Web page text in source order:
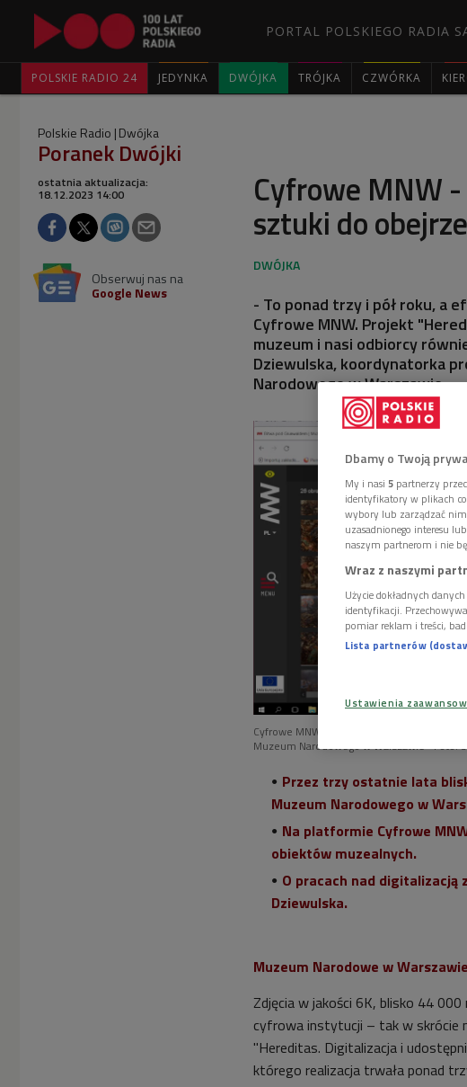
PORTAL POLSKIEGO RADIA
POLSKIE RADIO 24 JEDYNKA DWÓJKA TRÓJKA CZWÓRKA
Polskie Radio Dwójka
Poranek Dwójki
Cyfrowe MNW
sztuki do
ostatnia aktualizacja:
18.12.2023 14:00
Obserwuj nas na
Google News
- To ponad trzy i pół roku, a
Cyfrowe MNW. Projekt
muzeum i nasi odbiorcy
Dziewulska, koordynatorka
Narodowego w Warszawie.
Cyfrowe MNW - obraz "Bitwa pod
Muzeum Narodowego w Warszawie Foto:
Przez trzy ostatnie lata
Muzeum Narodowego w
Na platformie Cyfrowe
obiektów muzealnych.
O pracach nad digitalizacją
Dziewulska.
Muzeum Narodowe w
Zdjęcia w jakości 6K, blisko 44
cyfrowa instytucji – tak w skrócie
"Hereditas. Digitalizacja i
którego realizacja trwała ponad
Dbamy o Twoją
My i nasi 5 partnerzy
identyfikatory w plikach
wybory lub zarządzać
uzasadnionego interesu
naszym partnerom i nie
Wraz z naszymi
Użycie dokładnych
identyfikacji.
pomiar reklam i treści,
Lista partnerów
Ustawienia